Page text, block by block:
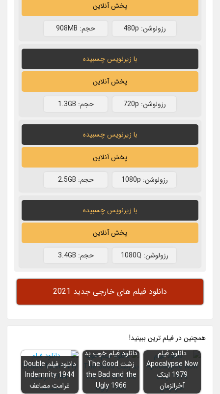
پخش آنلاین
رزولوشن: 480p حجم: 908MB
با زیرنویس چسبیده
پخش آنلاین
رزولوشن: 720p حجم: 1.3GB
با زیرنویس چسبیده
پخش آنلاین
رزولوشن: 1080p حجم: 2.5GB
با زیرنویس چسبیده
پخش آنلاین
رزولوشن: 1080Q حجم: 3.4GB
دانلود فیلم های خارجی جدید 2021
همچنين در فيلم ترين ببينيد!
دانلود فیلم
Apocalypse Now
1979 اینک
آخرالزمان
دانلود فیلم خوب بد
زشت The Good
the Bad and the
Ugly 1966
دانلود فیلم Double
Indemnity 1944
غرامت مضاعف